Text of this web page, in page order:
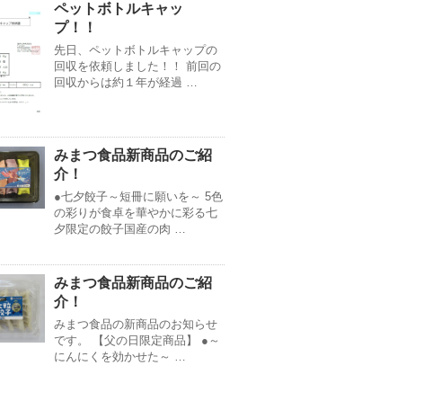
ペットボトルキャッ
プ！！
先日、ペットボトルキャップの
回収を依頼しました！！ 前回の
回収からは約１年が経過 …
みまつ食品新商品のご紹
介！
●七夕餃子～短冊に願いを～ 5色
の彩りが食卓を華やかに彩る七
夕限定の餃子国産の肉 …
みまつ食品新商品のご紹
介！
みまつ食品の新商品のお知らせ
です。 【父の日限定商品】 ●～
にんにくを効かせた～ …